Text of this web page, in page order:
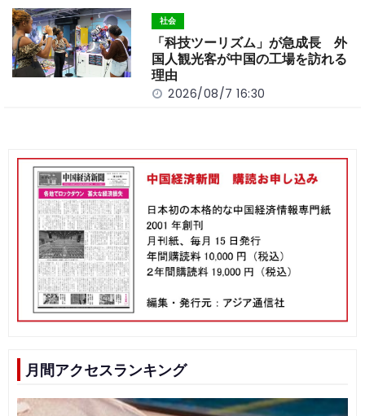
社会
「科技ツーリズム」が急成長 外
国人観光客が中国の工場を訪れる
理由
2026/08/7 16:30
月間アクセスランキング